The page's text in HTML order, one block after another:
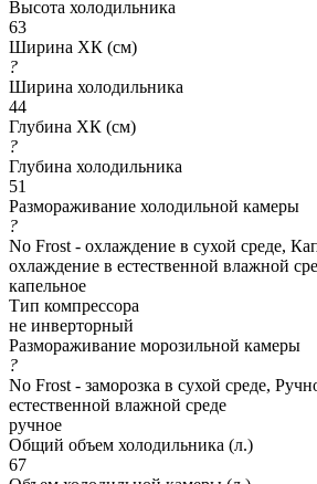
Высота холодильника
63
Ширина ХК (см)
?
Ширина холодильника
44
Глубина ХК (см)
?
Глубина холодильника
51
Размораживание холодильной камеры
?
No Frost - охлаждение в сухой среде,
охлаждение в естественной влажной
капельное
Тип компрессора
не инверторный
Размораживание морозильной камеры
?
No Frost - заморозка в сухой среде,
естественной влажной среде
ручное
Общий объем холодильника (л.)
67